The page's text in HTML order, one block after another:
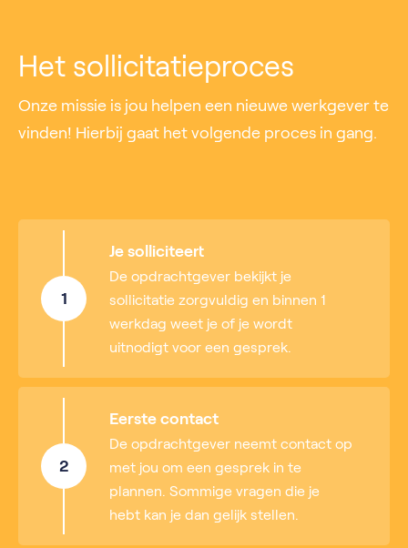
Het sollicitatieproces
Onze missie is jou helpen een nieuwe werkgever te
vinden! Hierbij gaat het volgende proces in gang.
1
Je solliciteert
De opdrachtgever bekijkt je
sollicitatie zorgvuldig en binnen 1
werkdag weet je of je wordt
uitnodigt voor een gesprek.
2
Eerste contact
De opdrachtgever neemt contact op
met jou om een gesprek in te
plannen. Sommige vragen die je
hebt kan je dan gelijk stellen.